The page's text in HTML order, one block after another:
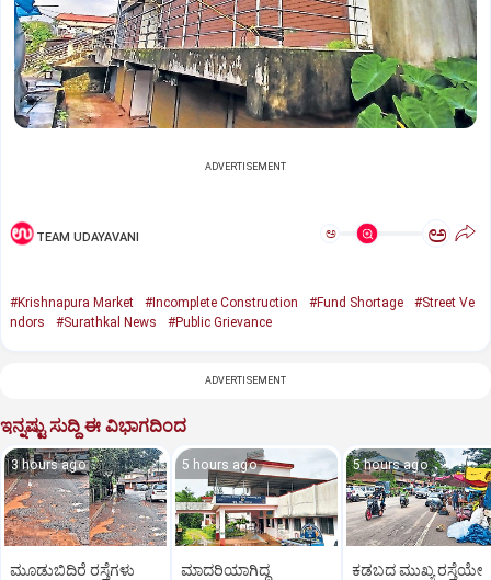
ADVERTISEMENT
TEAM UDAYAVANI ಅ ಅ
#Krishnapura Market #Incomplete Construction #Fund Shortage
#Street Ve
ndors
#Surathkal News #Public Grievance
ADVERTISEMENT
ಇನ್ನಷ್ಟು ಸುದ್ದಿ ಈ ವಿಭಾಗದಿಂದ
3 hours ago
ಮೂಡುಬಿದಿರೆ ರಸ್ತೆಗಳು
5 hours ago
ಮಾದರಿಯಾಗಿದ್ದ
5 hours ago
ಕಡಬದ ಮುಖ್ಯ ರಸ್ತೆಯೇ